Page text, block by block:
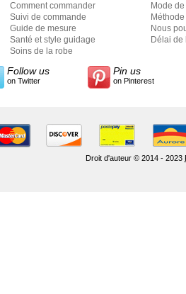
Comment commander
Suivi de commande
Guide de mesure
Santé et style guidage
Soins de la robe
Mode
Nous
Délai de
Follow us
on Twitter
Pin us
on Pinterest
Droit d'auteur © 2014 - 2023